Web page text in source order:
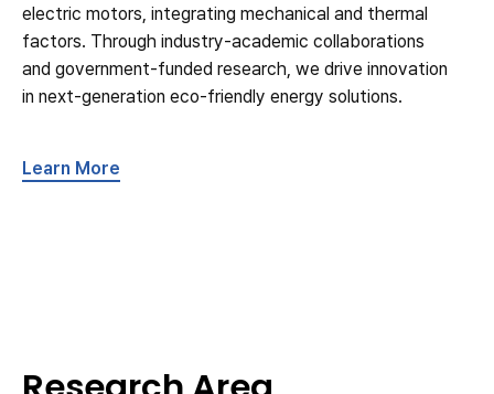
electric motors, integrating mechanical and thermal
factors. Through industry-academic collaborations
and government-funded research, we drive innovation
in next-generation eco-friendly energy solutions.
Learn More